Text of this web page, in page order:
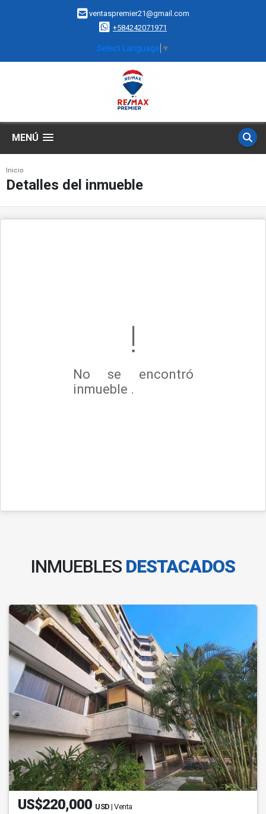
ventaspremier21@gmail.com
+584242071971
Select Language ▼
MENÚ
Inicio
Detalles del inmueble
No se encontró
inmueble .
INMUEBLES DESTACADOS
US$220,000 USD | Venta